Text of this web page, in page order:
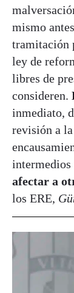
mismo
tramitación
ley de
libres de
consideren.
inmediato,
revisión a
intermedios
afectar a
los ERE,